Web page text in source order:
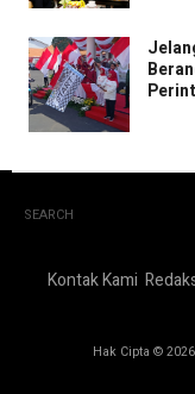
SEARCH
Kontak Kami
Hak Cipta ©